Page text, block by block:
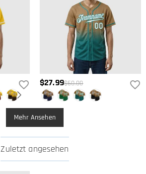
$27.99$60.00
Mehr Ansehen
Zuletzt angesehen